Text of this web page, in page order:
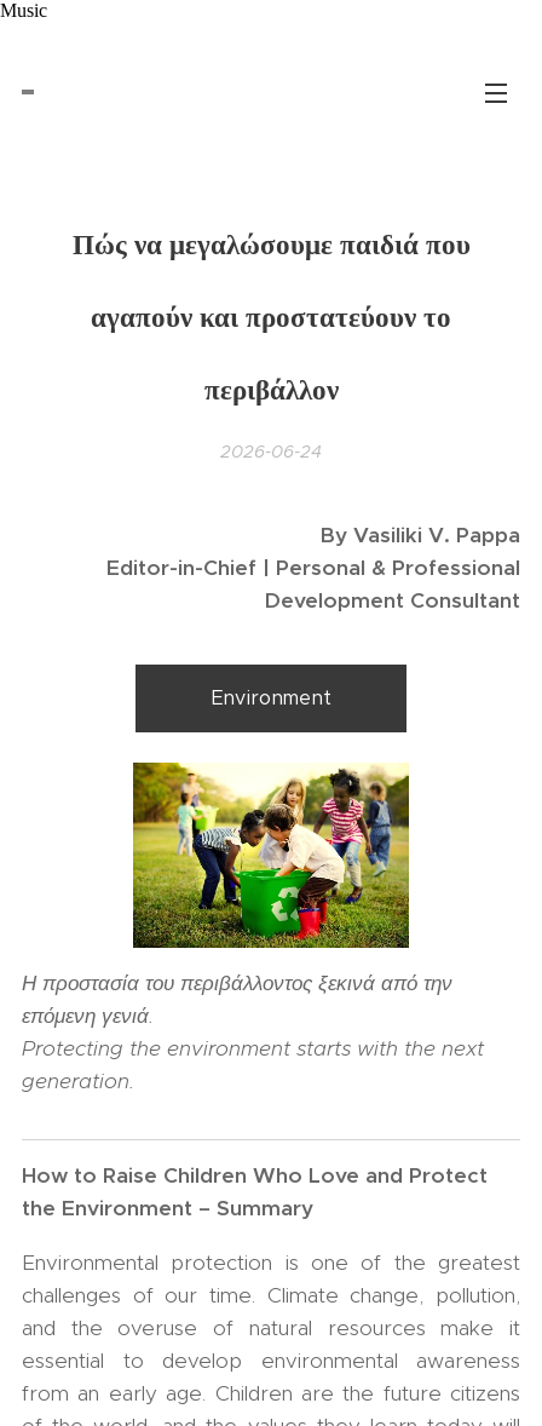
Music
Πώς να μεγαλώσουμε παιδιά που
αγαπούν και προστατεύουν το
περιβάλλον
2026-06-24
By Vasiliki V. Pappa
Editor-in-Chief | Personal & Professional
Development Consultant
Environment
Η προστασία του περιβάλλοντος ξεκινά από την
επόμενη γενιά.
Protecting the environment starts with the next
generation.
How to Raise Children Who Love and Protect
the Environment – Summary
Environmental protection is one of the greatest
challenges of our time. Climate change, pollution,
and the overuse of natural resources make it
essential to develop environmental awareness
from an early age. Children are the future citizens